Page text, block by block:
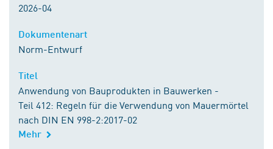
2026-04
Norm-Entwurf
Anwendung von Bauprodukten in Bauwerken -
Teil 412: Regeln für die Verwendung von Mauermörtel
nach DIN EN 998-2:2017-02
Mehr